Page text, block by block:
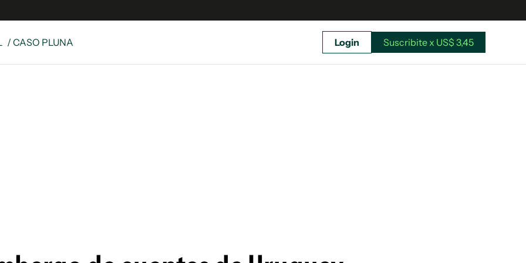
/ CASO PLUNA Login Suscribite x US$ 3,45